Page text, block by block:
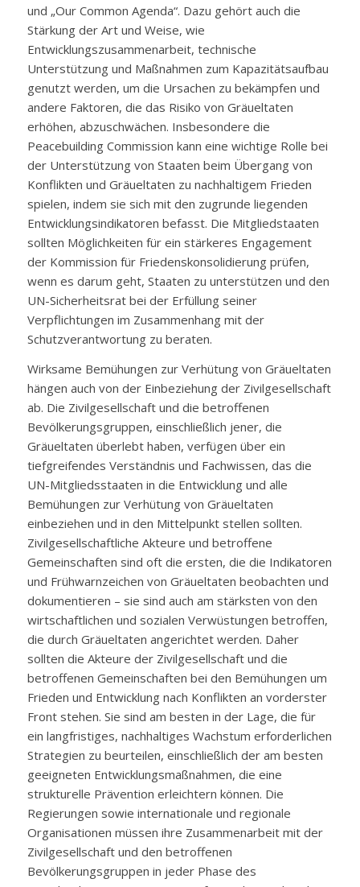
und „Our Common Agenda“. Dazu gehört auch die
Stärkung der Art und Weise, wie
Entwicklungszusammenarbeit, technische
Unterstützung und Maßnahmen zum Kapazitätsaufbau
genutzt werden, um die Ursachen zu bekämpfen und
andere Faktoren, die das Risiko von Gräueltaten
erhöhen, abzuschwächen. Insbesondere die
Peacebuilding Commission kann eine wichtige Rolle bei
der Unterstützung von Staaten beim Übergang von
Konflikten und Gräueltaten zu nachhaltigem Frieden
spielen, indem sie sich mit den zugrunde liegenden
Entwicklungsindikatoren befasst. Die Mitgliedstaaten
sollten Möglichkeiten für ein stärkeres Engagement
der Kommission für Friedenskonsolidierung prüfen,
wenn es darum geht, Staaten zu unterstützen und den
UN-Sicherheitsrat bei der Erfüllung seiner
Verpflichtungen im Zusammenhang mit der
Schutzverantwortung zu beraten.
Wirksame Bemühungen zur Verhütung von Gräueltaten
hängen auch von der Einbeziehung der Zivilgesellschaft
ab. Die Zivilgesellschaft und die betroffenen
Bevölkerungsgruppen, einschließlich jener, die
Gräueltaten überlebt haben, verfügen über ein
tiefgreifendes Verständnis und Fachwissen, das die
UN-Mitgliedsstaaten in die Entwicklung und alle
Bemühungen zur Verhütung von Gräueltaten
einbeziehen und in den Mittelpunkt stellen sollten.
Zivilgesellschaftliche Akteure und betroffene
Gemeinschaften sind oft die ersten, die die Indikatoren
und Frühwarnzeichen von Gräueltaten beobachten und
dokumentieren – sie sind auch am stärksten von den
wirtschaftlichen und sozialen Verwüstungen betroffen,
die durch Gräueltaten angerichtet werden. Daher
sollten die Akteure der Zivilgesellschaft und die
betroffenen Gemeinschaften bei den Bemühungen um
Frieden und Entwicklung nach Konflikten an vorderster
Front stehen. Sie sind am besten in der Lage, die für
ein langfristiges, nachhaltiges Wachstum erforderlichen
Strategien zu beurteilen, einschließlich der am besten
geeigneten Entwicklungsmaßnahmen, die eine
strukturelle Prävention erleichtern können. Die
Regierungen sowie internationale und regionale
Organisationen müssen ihre Zusammenarbeit mit der
Zivilgesellschaft und den betroffenen
Bevölkerungsgruppen in jeder Phase des